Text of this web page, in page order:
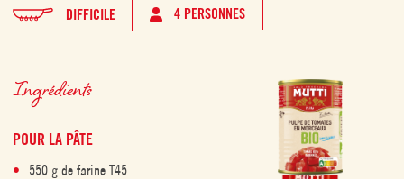
DIFFICILE
4 PERSONNES
Ingrédients
POUR LA PÂTE
550 g de farine T45